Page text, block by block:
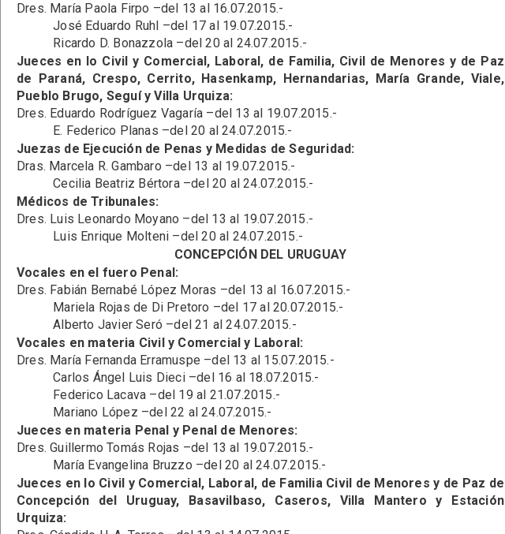
Dres. María Paola Firpo –del 13 al 16.07.2015.-
José Eduardo Ruhl –del 17 al 19.07.2015.-
Ricardo D. Bonazzola –del 20 al 24.07.2015.-
Jueces en lo Civil y Comercial, Laboral, de Familia, Civil de Menores y de Paz
de Paraná, Crespo, Cerrito, Hasenkamp, Hernandarias, María Grande, Viale,
Pueblo Brugo, Seguí y Villa Urquiza:
Dres. Eduardo Rodríguez Vagaría –del 13 al 19.07.2015.-
E. Federico Planas –del 20 al 24.07.2015.-
Juezas de Ejecución de Penas y Medidas de Seguridad:
Dras. Marcela R. Gambaro –del 13 al 19.07.2015.-
Cecilia Beatriz Bértora –del 20 al 24.07.2015.-
Médicos de Tribunales:
Dres. Luis Leonardo Moyano –del 13 al 19.07.2015.-
Luis Enrique Molteni –del 20 al 24.07.2015.-
CONCEPCIÓN DEL URUGUAY
Vocales en el fuero Penal:
Dres. Fabián Bernabé López Moras –del 13 al 16.07.2015.-
Mariela Rojas de Di Pretoro –del 17 al 20.07.2015.-
Alberto Javier Seró –del 21 al 24.07.2015.-
Vocales en materia Civil y Comercial y Laboral:
Dres. María Fernanda Erramuspe –del 13 al 15.07.2015.-
Carlos Ángel Luis Dieci –del 16 al 18.07.2015.-
Federico Lacava –del 19 al 21.07.2015.-
Mariano López –del 22 al 24.07.2015.-
Jueces en materia Penal y Penal de Menores:
Dres. Guillermo Tomás Rojas –del 13 al 19.07.2015.-
María Evangelina Bruzzo –del 20 al 24.07.2015.-
Jueces en lo Civil y Comercial, Laboral, de Familia Civil de Menores y de Paz de
Concepción del Uruguay, Basavilbaso, Caseros, Villa Mantero y Estación
Urquiza: